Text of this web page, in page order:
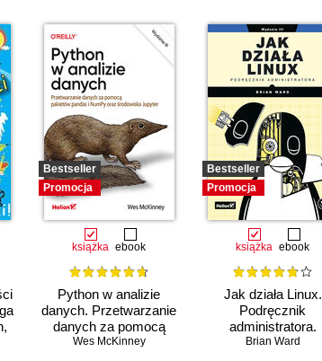
Bestseller
Promocja
książka ebook
Python w analizie
danych. Przetwarzanie
danych za pomocą
pakietów pandas i
Wes McKinney
Bestseller
Promocja
książka ebook
Jak działa Linux.
Podręcznik
administratora.
Wydanie III
Brian Ward